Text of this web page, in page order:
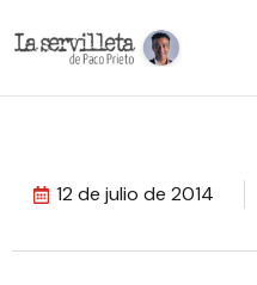
12 de julio de 2014